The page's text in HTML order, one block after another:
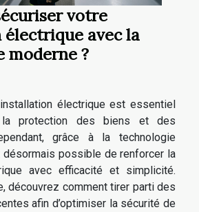
votre
avec la
moderne ?
électrique est essentiel
la protection des biens et des
grâce à la technologie
désormais possible de renforcer la
avec efficacité et simplicité.
découvrez comment tirer parti des
afin d’optimiser la sécurité de